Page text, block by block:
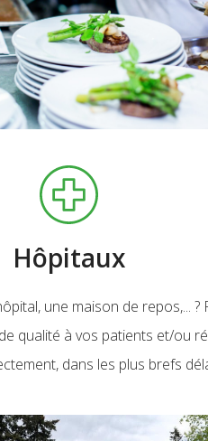
Hôpitaux
une maison de repos,... ?
qualité à vos patients et/ou
dans les plus brefs